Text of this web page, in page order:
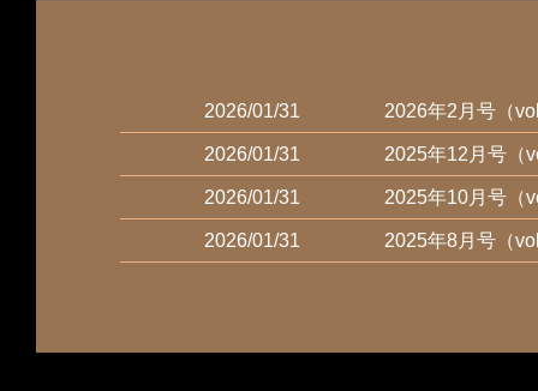
2026/01/31 2026年2月号（
2026/01/31 2025年12月号（
2026/01/31 2025年10月号（
2026/01/31 2025年8月号（